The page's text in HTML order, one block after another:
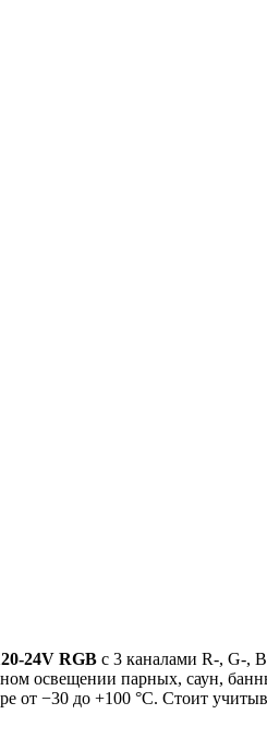
24V RGB с 3 каналами R-, G-,
освещении парных, саун,
от −30 до +100 °C. Стоит